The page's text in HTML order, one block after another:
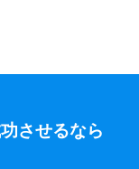
させるなら